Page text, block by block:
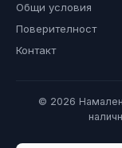
Общи условия
Поверителност
Контакт
© 2026